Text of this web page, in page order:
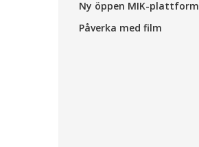
Ny öppen MIK-plattform
Påverka med film